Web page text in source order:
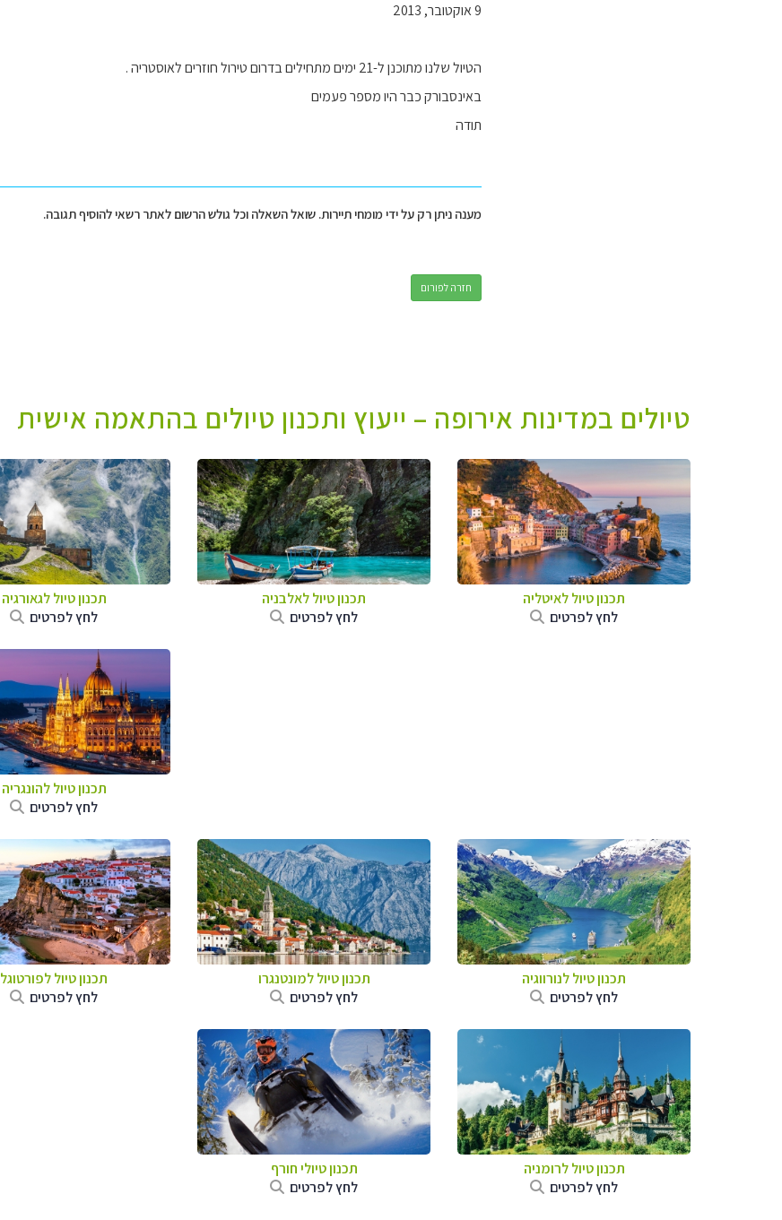
9 אוקטובר, 2013
הטיול שלנו מתוכנן ל-21 ימים מתחילים בדרום טירול חוזרים לאוסטריה .
באינסבורק כבר היו מספר פעמים
תודה
מענה ניתן רק על ידי מומחי תיירות. שואל השאלה וכל גולש הרשום לאתר רשאי להוסיף תגובה.
חזרה לפורום
טיולים במדינות אירופה – ייעוץ ותכנון טיולים בהתאמה אישית
תכנון טיול לאיטליה
לחץ לפרטים
תכנון טיול לאלבניה
לחץ לפרטים
תכנון טיול לגאורגיה
לחץ לפרטים
תכנון טיול להונגריה
לחץ לפרטים
תכנון טיול לנורווגיה
לחץ לפרטים
תכנון טיול למונטנגרו
לחץ לפרטים
תכנון טיול לפורטוגל
לחץ לפרטים
תכנון טיול לרומניה
לחץ לפרטים
תכנון טיולי חורף
לחץ לפרטים